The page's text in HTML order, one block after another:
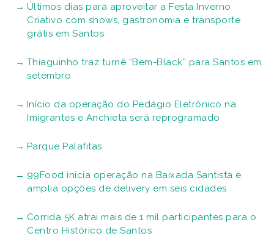
Últimos dias para aproveitar a Festa Inverno
Criativo com shows, gastronomia e transporte
grátis em Santos
Thiaguinho traz turnê “Bem-Black” para Santos em
setembro
Início da operação do Pedágio Eletrônico na
Imigrantes e Anchieta será reprogramado
Parque Palafitas
99Food inicia operação na Baixada Santista e
amplia opções de delivery em seis cidades
Corrida 5K atrai mais de 1 mil participantes para o
Centro Histórico de Santos